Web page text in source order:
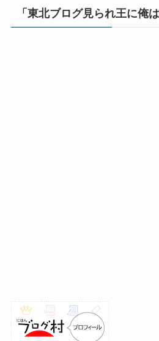
「東北ブログ見られ王に俺は